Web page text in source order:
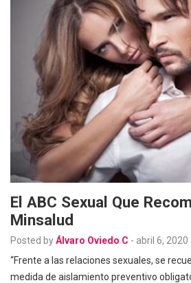
El ABC Sexual Que
Minsalud
Posted byÁlvaro Oviedo C - abril 6, 2020
“Frente a las relaciones sexuales, se
medida de aislamiento preventivo